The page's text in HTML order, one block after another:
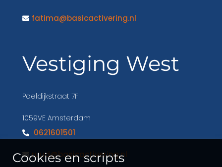
fatima@basicactivering.nl
Vestiging West
Poeldijkstraat 7F
1059VE Amsterdam
0621601501
ruud@basicactivering.nl
Cookies en scripts